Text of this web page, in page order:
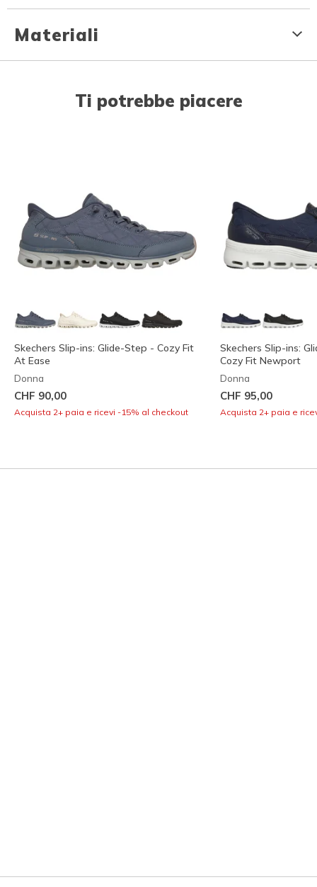
Materiali
Ti potrebbe piacere
Skechers Slip-ins: Glide-Step - Cozy Fit
At Ease
Donna
CHF 90,00
Acquista 2+ paia e ricevi -15% al checkout
Skechers Slip-ins:
Cozy Fit Newport
Donna
CHF 95,00
Acquista 2+ paia e